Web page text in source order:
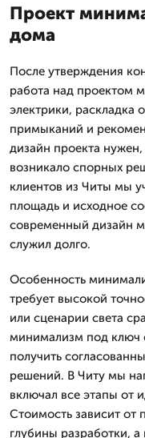
Проект
дома
После утверждения
работа над проектом
электрики, раскладка
примыканий и
дизайн проекта
возникало спорных
клиентов из Читы мы
площадь и исходное
современный дизайн
служил долго.
Особенность
требует высокой
или сценарии света
минимализм под ключ
получить
решений. В Читу мы
включал все этапы от
Стоимость зависит от
глубины разработки,